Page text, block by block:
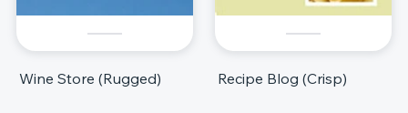
Wine Store (Rugged) Recipe Blog (Crisp)